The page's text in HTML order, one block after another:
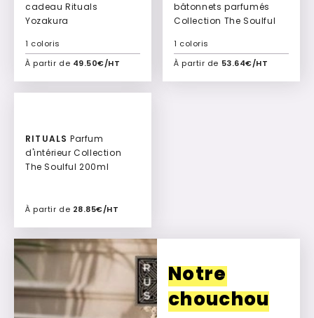
cadeau Rituals
Yozakura
À partir de 49.50€/HT
1 coloris
Ajouter à mon devis
bâtonnets parfumés
Collection The Soulful
À partir de 53.64€/HT
1 coloris
Ajouter à mon devis
RITUALS
d'intérieur Collection
The Soulful 200ml
À partir de 28.85€/HT
Ajouter à mon devis
Notre
chouchou